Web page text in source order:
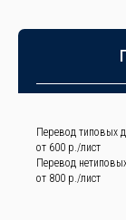
Перевод типовых
от 600 р./лист
Перевод
от 800 р./лист